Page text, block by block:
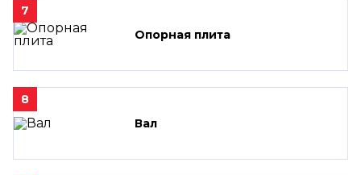
7
Опорная плита
8
Вал